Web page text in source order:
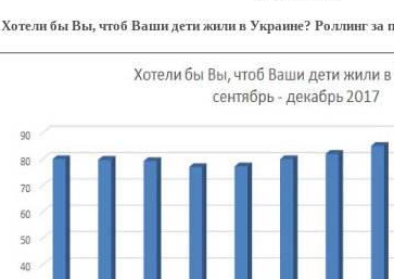
Хотели бы Вы, чтоб Ваши дети жили в Украине? Роллинг за